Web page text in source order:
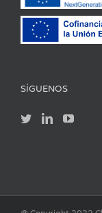
SÍGUENOS